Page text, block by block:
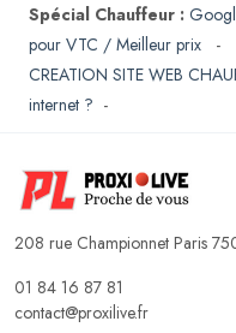
Spécial Chauffeur :
pour VTC / Meilleur prix
-
CREATION SITE WEB
internet ? -
208 rue Championnet Paris
01 84 16 87 81
contact@proxilive.fr